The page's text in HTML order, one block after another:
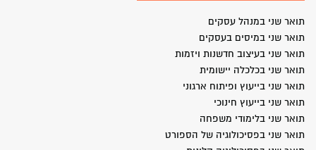
תואר שני במנהל עסקים
תואר שני במיסים בעסקים
תואר שני בעיצוב חדשנות ויזמות
תואר שני בכלכלה יישומית
תואר שני בייעוץ ופיתוח ארגוני
תואר שני בייעוץ חינוכי
תואר שני בלימודי משפחה
תואר שני בפסיכולוגיה של הספורט